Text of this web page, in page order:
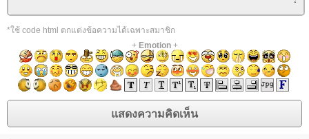
*ใช้ code html ตกแต่งข้อความได้เฉพาะสมาชิก
+ Emotion+